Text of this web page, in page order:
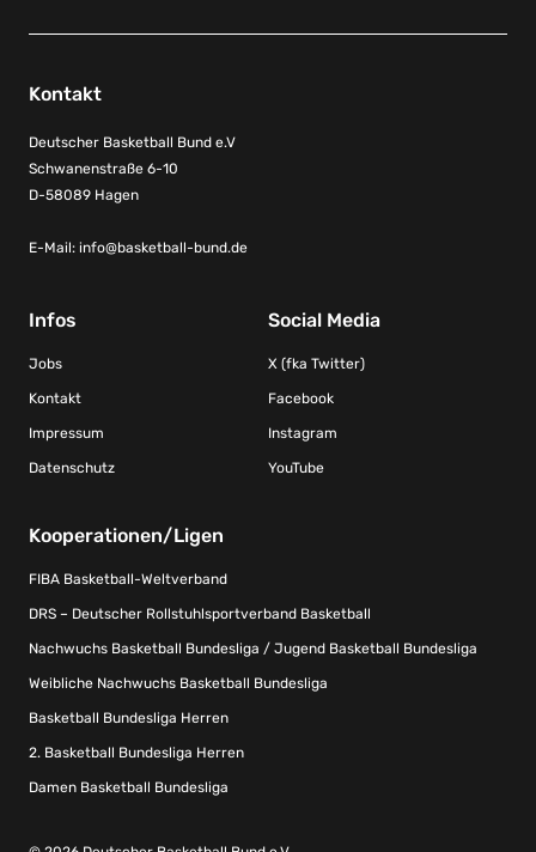
Kontakt
Deutscher Basketball Bund e.V
Schwanenstraße 6-10
D-58089 Hagen
E-Mail: info@basketball-bund.de
Infos
Jobs
Kontakt
Impressum
Datenschutz
Social Media
X (fka Twitter)
Facebook
Instagram
YouTube
Kooperationen/Ligen
FIBA Basketball-Weltverband
DRS – Deutscher Rollstuhlsportverband Basketball
Nachwuchs Basketball Bundesliga / Jugend Basketball Bundesliga
Weibliche Nachwuchs Basketball Bundesliga
Basketball Bundesliga Herren
2. Basketball Bundesliga Herren
Damen Basketball Bundesliga